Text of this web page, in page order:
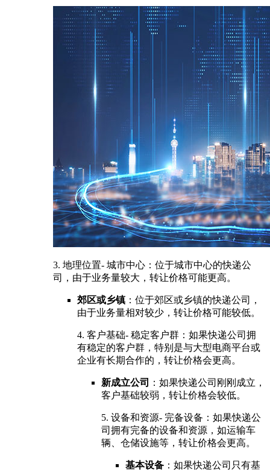
3. 地理位置- 城市中心：位于城市中心的快递公
司，由于业务量较大，转让价格可能更高。
郊区或乡镇 ：位于郊区或乡镇的快递公司，
由于业务量相对较少，转让价格可能较低。
4. 客户基础- 稳定客户群：如果快递公司拥
有稳定的客户群，特别是与大型电商平台或
企业有长期合作的，转让价格会更高。
新成立公司
：如果快递公司刚刚成立，
客户基础较弱，转让价格会较低。
5. 设备和资源- 完备设备：如果快递公
司拥有完备的设备和资源，如运输车
辆、仓储设施等，转让价格会更高。
基本设备 ：如果快递公司只有基